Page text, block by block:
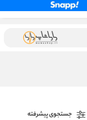
جستجوی پیشرفته